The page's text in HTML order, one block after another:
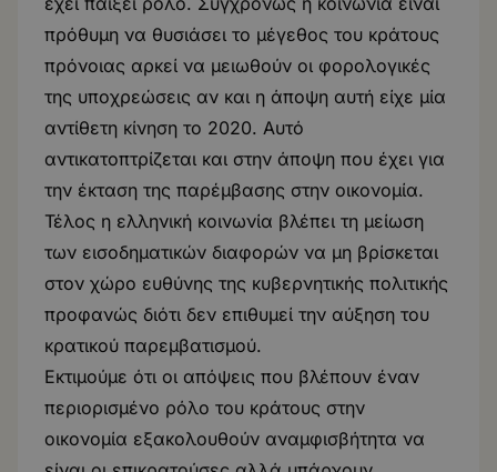
πρόθυμη να θυσιάσει το μέγεθος του κράτους
πρόνοιας αρκεί να μειωθούν οι φορολογικές
της υποχρεώσεις αν και η άποψη αυτή είχε μία
αντίθετη κίνηση το 2020. Αυτό
αντικατοπτρίζεται και στην άποψη που έχει για
την έκταση της παρέμβασης στην οικονομία.
Τέλος η ελληνική κοινωνία βλέπει τη μείωση
των εισοδηματικών διαφορών να μη βρίσκεται
στον χώρο ευθύνης της κυβερνητικής πολιτικής
προφανώς διότι δεν επιθυμεί την αύξηση του
κρατικού παρεμβατισμού.
Εκτιμούμε ότι οι απόψεις που βλέπουν έναν
περιορισμένο ρόλο του κράτους στην
οικονομία εξακολουθούν αναμφισβήτητα να